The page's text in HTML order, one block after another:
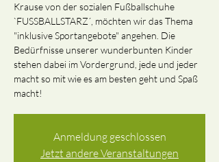
Krause von der sozialen Fußballschuhe
`FUSSBALLSTARZ´, möchten wir das Thema
"inklusive Sportangebote" angehen. Die
Bedürfnisse unserer wunderbunten Kinder
stehen dabei im Vordergrund, jede und jeder
macht so mit wie es am besten geht und Spaß
macht!
Anmeldung geschlossen
Jetzt andere Veranstaltungen